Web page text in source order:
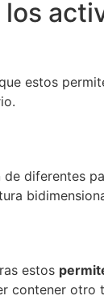
estos
diferentes
estos
contener